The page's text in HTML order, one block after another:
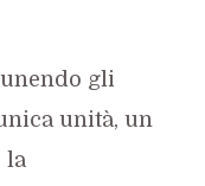
gli
unità, un
la